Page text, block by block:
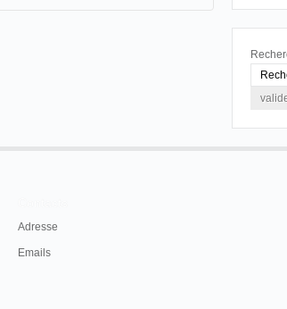
Adresse
Emails